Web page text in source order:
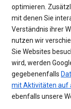
optimieren.
mit denen Sie
Verständnis ihrer
nutzen wir
Sie Websites
wird, werden
gegebenenfalls
mit Aktivitäten auf
ebenfalls unsere